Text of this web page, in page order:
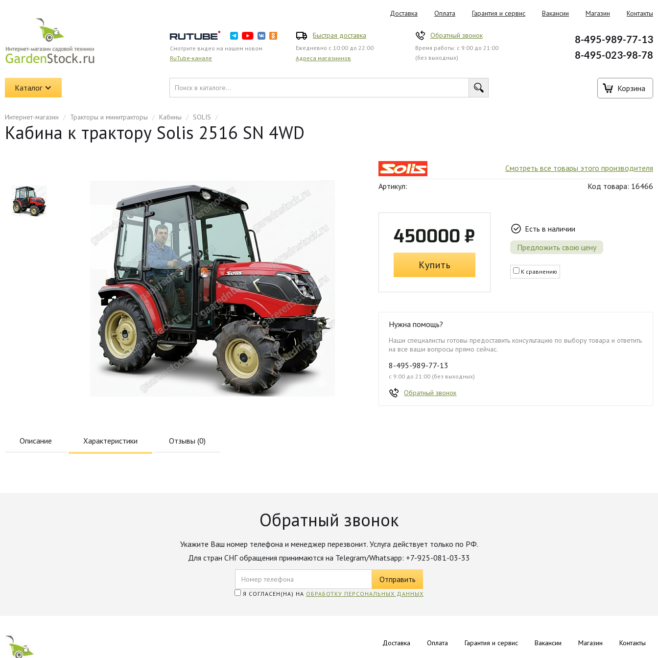
Доставка Оплата Гарантия и сервис Вакансии Магазин Контакты
Смотрите видео на нашем новом
RuTube-канале
Быстрая доставка
Ежедневно с 10:00 до 22:00
Адреса магазиинов
Обратный звонок
Время работы: с 9:00 до 21:00
(без выходных)
8-495-989-77-13
8-495-023-98-78
Каталог Корзина
Интернет-магазин / Тракторы и минитракторы / Кабины / SOLIS /
Кабина к трактору Solis 2516 SN 4WD
Смотреть все товары этого производителя
Артикул:
Код товара: 16466
450000 ₽
Купить
Есть в наличии
Предложить свою цену
К сравнению
Нужна помощь?
Наши специалисты готовы предоставить консультацию по выбору товара и ответить
на все ваши вопросы прямо сейчас.
8-495-989-77-13
с 9:00 до 21:00 (без выходных)
Обратный звонок
Описание Характеристики Отзывы (0)
Обратный звонок
Укажите Ваш номер телефона и менеджер перезвонит. Услуга действует только по РФ.
Для стран СНГ обращения принимаются на Telegram/Whatsapp: +7-925-081-03-33
Я СОГЛАСЕН(НА) НА ОБРАБОТКУ ПЕРСОНАЛЬНЫХ ДАННЫХ
Доставка Оплата Гарантия и сервис Вакансии Магазин Контакты